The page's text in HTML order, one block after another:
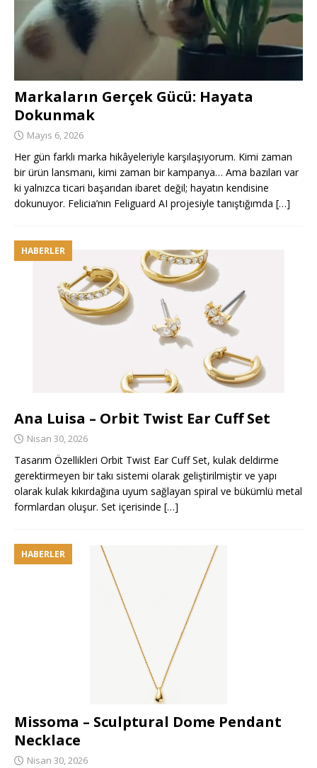
Markaların Gerçek Gücü: Hayata
Dokunmak
Mayıs 6, 2026
Her gün farklı marka hikâyeleriyle karşılaşıyorum. Kimi zaman
bir ürün lansmanı, kimi zaman bir kampanya… Ama bazıları var
ki yalnızca ticari başarıdan ibaret değil; hayatın kendisine
dokunuyor. Felicia’nın Feliguard AI projesiyle tanıştığımda […]
HABERLER
Ana Luisa – Orbit Twist Ear Cuff Set
Nisan 30, 2026
Tasarım Özellikleri Orbit Twist Ear Cuff Set, kulak deldirme
gerektirmeyen bir takı sistemi olarak geliştirilmiştir ve yapı
olarak kulak kıkırdağına uyum sağlayan spiral ve bükümlü metal
formlardan oluşur. Set içerisinde […]
HABERLER
Missoma – Sculptural Dome Pendant
Necklace
Nisan 30, 2026